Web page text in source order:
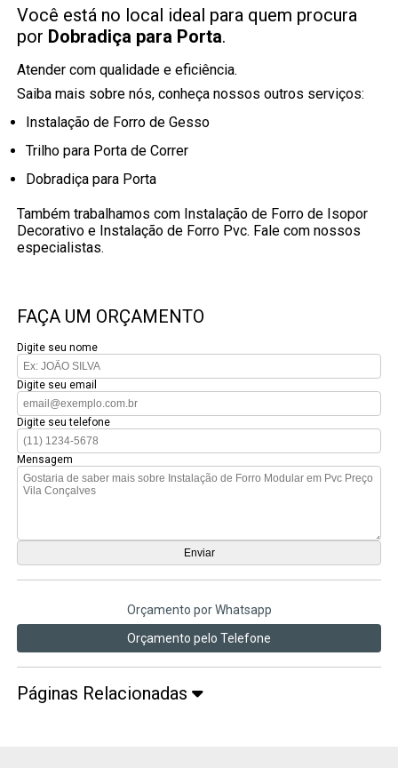
Você está no local ideal para quem procura
por Dobradiça para Porta.
Atender com qualidade e eficiência.
Saiba mais sobre nós, conheça nossos outros serviços:
Instalação de Forro de Gesso
Trilho para Porta de Correr
Dobradiça para Porta
Também trabalhamos com Instalação de Forro de Isopor
Decorativo e Instalação de Forro Pvc. Fale com nossos
especialistas.
FAÇA UM ORÇAMENTO
Digite seu nome
Digite seu email
Digite seu telefone
Mensagem
Orçamento por Whatsapp
Orçamento pelo Telefone
Páginas Relacionadas